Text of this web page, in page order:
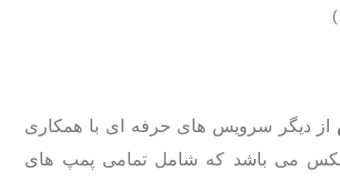
)
از دیگر سرویس های حرفه ای با همکاری
می باشد که شامل تمامی پمپ های